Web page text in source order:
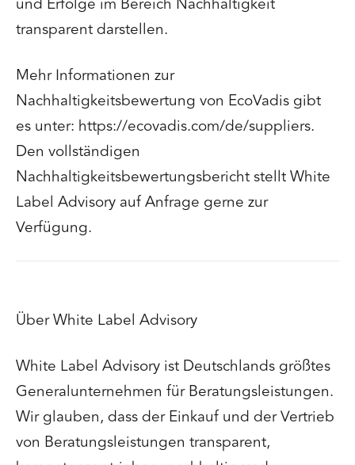
transparent darstellen.
Mehr Informationen zur
Nachhaltigkeitsbewertung von EcoVadis gibt
es unter: https://ecovadis.com/de/suppliers.
Den vollständigen
Nachhaltigkeitsbewertungsbericht stellt White
Label Advisory auf Anfrage gerne zur
Verfügung.
Über White Label Advisory
White Label Advisory ist Deutschlands größtes
Generalunternehmen für Beratungsleistungen.
Wir glauben, dass der Einkauf und der Vertrieb
von Beratungsleistungen transparent,